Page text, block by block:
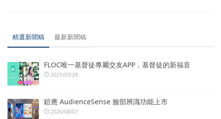
精選新聞稿 最新新聞稿
FLOC唯一基督徒專屬交友APP，基督徒的新福音
2021/03/29
鎧應 AudienceSense 臉部辨識功能上市
2026/08/07